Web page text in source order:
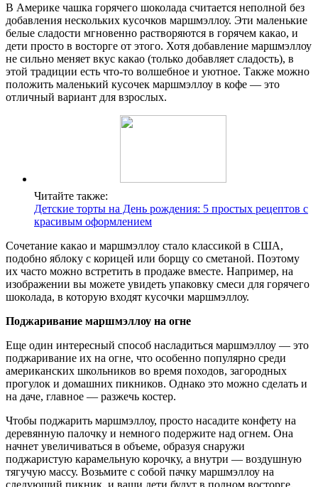
В Америке чашка горячего шоколада считается неполной без
добавления нескольких кусочков маршмэллоу. Эти маленькие
белые сладости мгновенно растворяются в горячем какао, и
дети просто в восторге от этого. Хотя добавление маршмэллоу
не сильно меняет вкус какао (только добавляет сладость), в
этой традиции есть что-то волшебное и уютное. Также можно
положить маленький кусочек маршмэллоу в кофе — это
отличный вариант для взрослых.
Читайте также:
Детские торты на День рождения: 5 простых рецептов с
красивым оформлением
Сочетание какао и маршмэллоу стало классикой в США,
подобно яблоку с корицей или борщу со сметаной. Поэтому
их часто можно встретить в продаже вместе. Например, на
изображении вы можете увидеть упаковку смеси для горячего
шоколада, в которую входят кусочки маршмэллоу.
Поджаривание маршмэллоу на огне
Еще один интересный способ насладиться маршмэллоу — это
поджаривание их на огне, что особенно популярно среди
американских школьников во время походов, загородных
прогулок и домашних пикников. Однако это можно сделать и
на даче, главное — разжечь костер.
Чтобы поджарить маршмэллоу, просто насадите конфету на
деревянную палочку и немного подержите над огнем. Она
начнет увеличиваться в объеме, образуя снаружи
поджаристую карамельную корочку, а внутри — воздушную
тягучую массу. Возьмите с собой пачку маршмэллоу на
следующий пикник, и ваши дети будут в полном восторге.